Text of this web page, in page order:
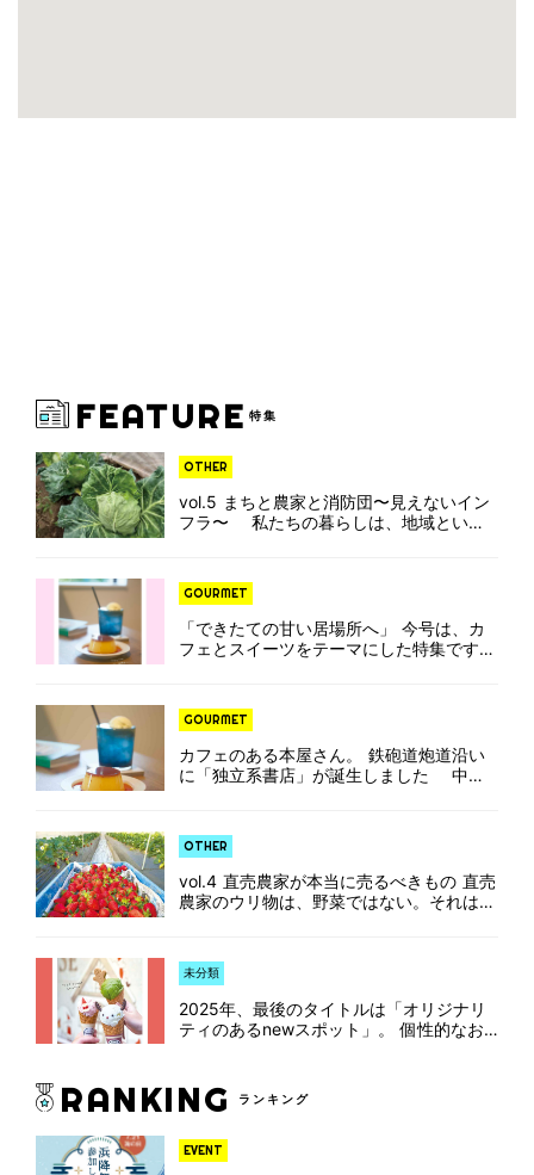
FEATURE 特集
OTHER
vol.5 まちと農家と消防団〜見えないイン
フラ〜 私たちの暮らしは、地域という
はより多面的になる。農地を守ることは、
地域を守ることでもある。 […]
GOURMET
「できたての甘い居場所へ」 今号は、カ
フェとスイーツをテーマにした特集です。
店、乳幼児を抱えながら焼き菓子をつくる
ママの店など、バリエーション豊か […]
GOURMET
カフェのある本屋さん。 鉄砲道炮道沿い
に「独立系書店」が誕生しました 中海
た。クレイドブックスは一般の書店とは少
し違っていて、店が独自にセレク […]
OTHER
vol.4 直売農家が本当に売るべきもの 直売
農家のウリ物は、野菜ではない。それは、
でもない「最適期」での収穫 この二つが
同時に揃ったときにだけ […]
未分類
2025年、最後のタイトルは「オリジナリ
ティのあるnewスポット」。 個性的なお
第一中学校の職場体験を受け入れることに
なりました。先生と打ち合わ […]
RANKING ランキング
EVENT